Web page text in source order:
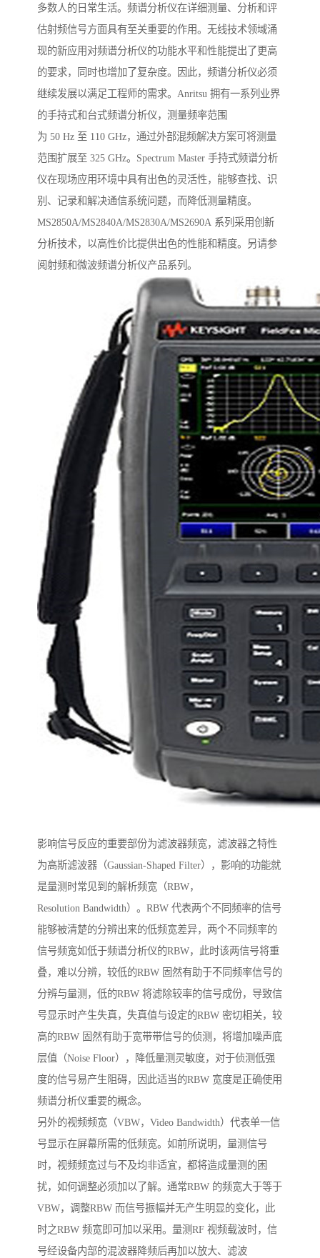
多数人的日常生活。频谱分析仪在详细测量、分析和评
估射频信号方面具有至关重要的作用。无线技术领域涌
现的新应用对频谱分析仪的功能水平和性能提出了更高
的要求，同时也增加了复杂度。因此，频谱分析仪必须
继续发展以满足工程师的需求。Anritsu 拥有一系列业界
的手持式和台式频谱分析仪，测量频率范围
为 50 Hz 至 110 GHz，通过外部混频解决方案可将测量
范围扩展至 325 GHz。Spectrum Master 手持式频谱分析
仪在现场应用环境中具有出色的灵活性，能够查找、识
别、记录和解决通信系统问题，而降低测量精度。
MS2850A/MS2840A/MS2830A/MS2690A 系列采用创新
分析技术，以高性价比提供出色的性能和精度。另请参
阅射频和微波频谱分析仪产品系列。
影响信号反应的重要部份为滤波器频宽，滤波器之特性
为高斯滤波器（Gaussian-Shaped Filter），影响的功能就
是量测时常见到的解析频宽（RBW，
Resolution Bandwidth）。RBW 代表两个不同频率的信号
能够被清楚的分辨出来的低频宽差异，两个不同频率的
信号频宽如低于频谱分析仪的RBW，此时该两信号将重
叠，难以分辨，较低的RBW 固然有助于不同频率信号的
分辨与量测，低的RBW 将滤除较率的信号成份，导致信
号显示时产生失真，失真值与设定的RBW 密切相关，较
高的RBW 固然有助于宽带带信号的侦测，将增加噪声底
层值（Noise Floor），降低量测灵敏度，对于侦测低强
度的信号易产生阻碍，因此适当的RBW 宽度是正确使用
频谱分析仪重要的概念。
另外的视频频宽（VBW，Video Bandwidth）代表单一信
号显示在屏幕所需的低频宽。如前所说明，量测信号
时，视频频宽过与不及均非适宜，都将造成量测的困
扰，如何调整必须加以了解。通常RBW 的频宽大于等于
VBW，调整RBW 而信号振幅并无产生明显的变化，此
时之RBW 频宽即可加以采用。量测RF 视频载波时，信
号经设备内部的混波器降频后再加以放大、滤波